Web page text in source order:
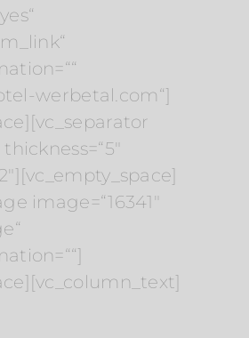
werbetal.com“]
image=“16341″